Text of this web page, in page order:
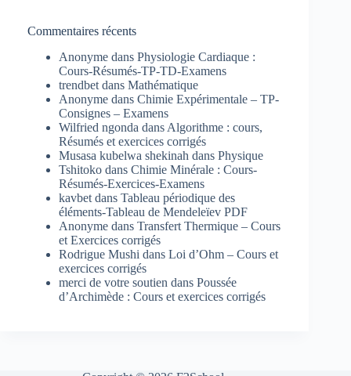
Commentaires récents
Anonyme dans Physiologie Cardiaque :
Cours-Résumés-TP-TD-Examens
trendbet dans Mathématique
Anonyme dans Chimie Expérimentale – TP-
Consignes – Examens
Wilfried ngonda dans Algorithme : cours,
Résumés et exercices corrigés
Musasa kubelwa shekinah dans Physique
Tshitoko dans Chimie Minérale : Cours-
Résumés-Exercices-Examens
kavbet dans Tableau périodique des
éléments-Tableau de Mendeleïev PDF
Anonyme dans Transfert Thermique – Cours
et Exercices corrigés
Rodrigue Mushi dans Loi d’Ohm – Cours et
exercices corrigés
merci de votre soutien dans Poussée
d’Archimède : Cours et exercices corrigés